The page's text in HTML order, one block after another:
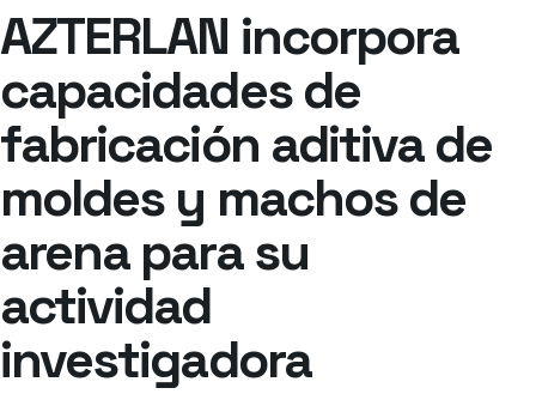
AZTERLAN incorpora
capacidades de
fabricación aditiva de
moldes y machos de
arena para su
actividad
investigadora